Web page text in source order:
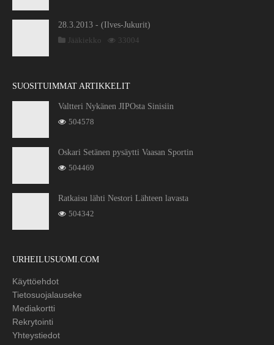
28.3.2013 - (Ilves-Jukurit)
Jääkiekko
33004
SUOSITUIMMAT ARTIKKELIT
Valtteri Nykänen JIPOsta Sinisiin
504578
Oskari Setänen pysäytti Vaasan Sportin
504469
Ratkaisu lähti Nestori Lähteen lavasta
504342
URHEILUSUOMI.COM
Käyttöehdot
Tietosuojalauseke
Mediakortti
Rekrytointi
Yhteystiedot